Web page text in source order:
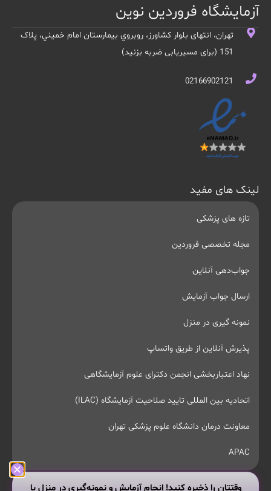
آزمایشگاه فروردین نوین
تهران، انتهای بلوار کشاورز، روبروي بيمارستان امام خميني، پلاک
151 (برای مسیریابی ضربه بزنید)
02166902121
لینک های مفید
تازه های پزشکی
مجله تخصصی فروردین
جواب‌دهی آنلاین
ارسال جواب آزمایش
نمونه گیری در منزل
پذیرش آنلاین از طریق واتساپ
نهاد اعتباربخشی انجمن دکترای علوم آزمایشگاهی
اتحادیه بین المللی تایید صلاحیت آزمایشگاه (ILAC)
معاونت درمان دانشگاه علوم پزشکی تهران
APAC
وقتتان را ذخیره کنید! انجام آزمایش و نمونه‌گیری در منزل با